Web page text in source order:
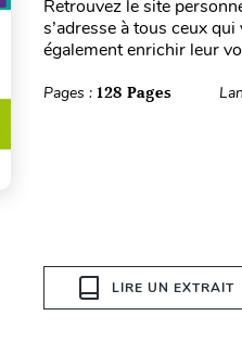
Retrouvez le site
s’adresse à tous ceux
également enrichir leur
Pages : 128 Pages
LIRE UN EXTRAIT